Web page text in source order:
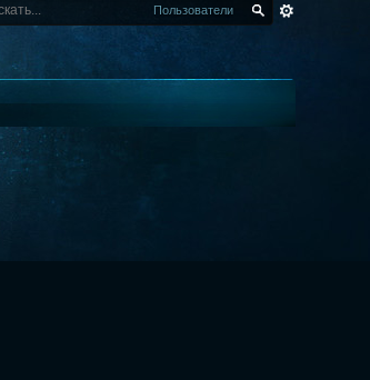
Пользователи